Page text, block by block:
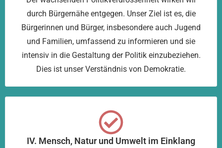
durch Bürgernähe entgegen. Unser Ziel ist es, die
Bürgerinnen und Bürger, insbesondere auch Jugend
und Familien, umfassend zu informieren und sie
intensiv in die Gestaltung der Politik einzubeziehen.
Dies ist unser Verständnis von Demokratie.
IV. Mensch, Natur und Umwelt im Einklang